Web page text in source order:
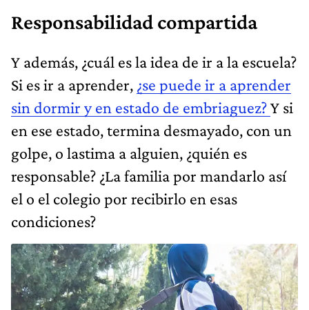
Responsabilidad compartida
Y además, ¿cuál es la idea de ir a la escuela?
Si es ir a aprender, ¿se puede ir a aprender
sin dormir y en estado de embriaguez?Y si
en ese estado, termina desmayado, con un
golpe, o lastima a alguien, ¿quién es
responsable? ¿La familia por mandarlo así
el o el colegio por recibirlo en esas
condiciones?